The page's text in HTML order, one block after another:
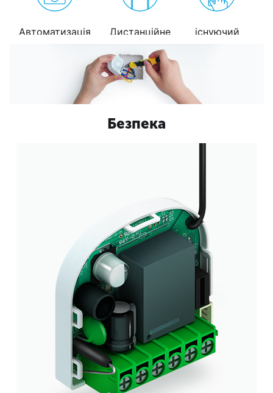
Автоматизація
Дистанційне
існуючий
Безпека